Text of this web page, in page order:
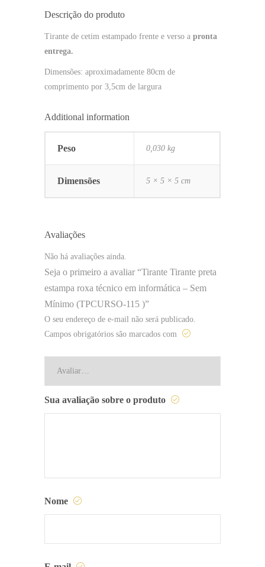
Descrição do produto
Tirante de cetim estampado frente e verso a pronta
entrega.
Dimensões: aproximadamente 80cm de
comprimento por 3,5cm de largura
Additional information
Peso 0,030 kg
Dimensões 5 × 5 × 5 cm
Avaliações
Não há avaliações ainda.
Seja o primeiro a avaliar “Tirante Tirante preta
estampa roxa técnico em informática – Sem
Mínimo (TPCURSO-115 )”
O seu endereço de e-mail não será publicado.
Campos obrigatórios são marcados com
Sua avaliação sobre o produto
Nome